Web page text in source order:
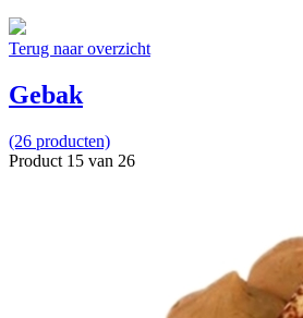
Terug naar overzicht
Gebak
(26 producten)
Product 15 van 26